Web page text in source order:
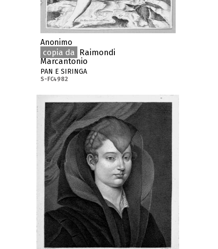
Anonimo
copia da Raimondi
Marcantonio
PAN E SIRINGA
S-FC4982